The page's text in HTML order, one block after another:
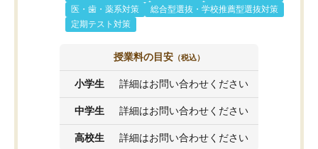
医・歯・薬系対策
総合型選抜・学校推薦型選抜対策
定期テスト対策
授業料の目安 （税込）
小学生 詳細はお問い合わせください
中学生 詳細はお問い合わせください
高校生 詳細はお問い合わせください